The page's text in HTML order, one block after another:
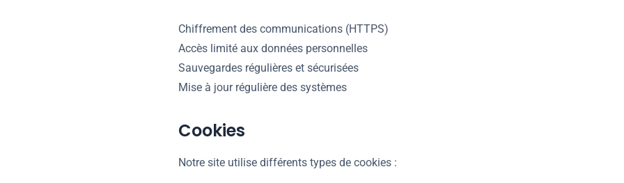
Chiffrement des communications (HTTPS)
Accès limité aux données personnelles
Sauvegardes régulières et sécurisées
Mise à jour régulière des systèmes
Cookies
Notre site utilise différents types de cookies :